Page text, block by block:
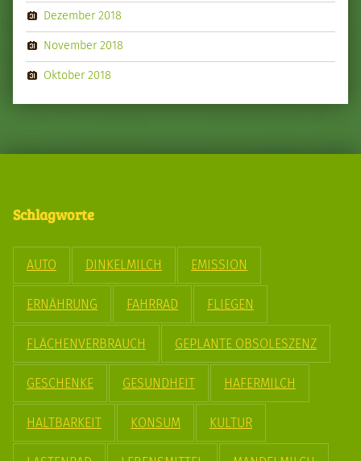
Dezember 2018
November 2018
Oktober 2018
Schlagworte
AUTO DINKELMILCH EMISSION
ERNÄHRUNG FAHRRAD FLIEGEN
FLÄCHENVERBRAUCH GEPLANTE OBSOLESZENZ
GESCHENKE GESUNDHEIT HAFERMILCH
HALTBARKEIT KONSUM KULTUR